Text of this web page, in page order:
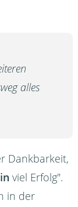
alles
Dankbarkeit,
viel Erfolg".
in der